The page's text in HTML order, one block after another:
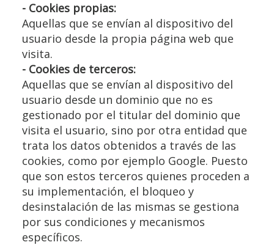
- Cookies propias:
Aquellas que se envían al dispositivo del
usuario desde la propia página web que
visita.
- Cookies de terceros:
Aquellas que se envían al dispositivo del
usuario desde un dominio que no es
gestionado por el titular del dominio que
visita el usuario, sino por otra entidad que
trata los datos obtenidos a través de las
cookies, como por ejemplo Google. Puesto
que son estos terceros quienes proceden a
su implementación, el bloqueo y
desinstalación de las mismas se gestiona
por sus condiciones y mecanismos
específicos.